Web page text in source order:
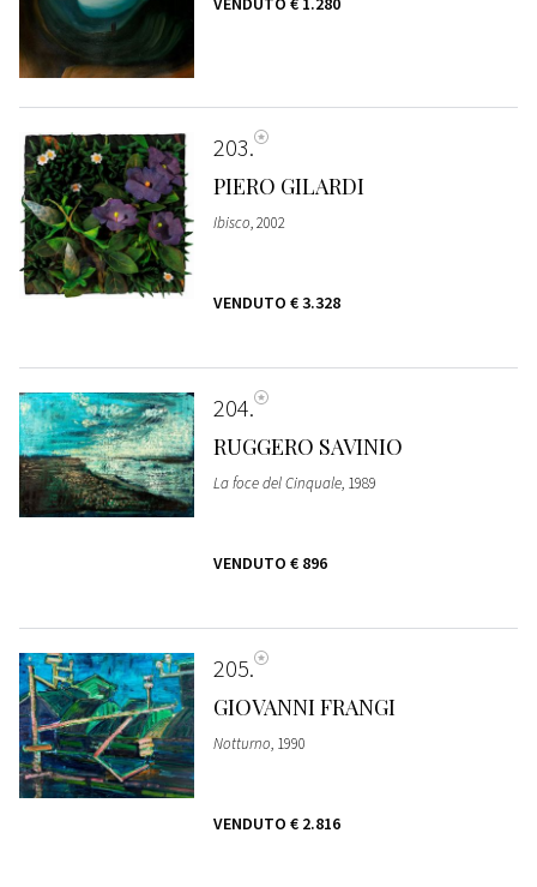
203
PIERO GILARDI
Ibisco, 2002
VENDUTO € 3.328
204
RUGGERO SAVINIO
La foce del Cinquale, 1989
VENDUTO € 896
205
GIOVANNI FRANGI
Notturno, 1990
VENDUTO € 2.816